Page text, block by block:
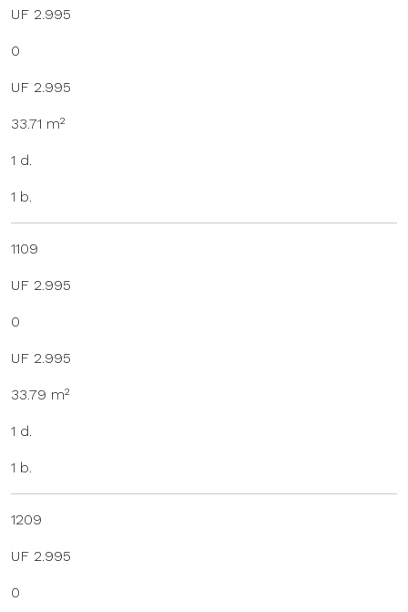
UF 2.995
0
UF 2.995
33.71 m²
1 d.
1 b.
1109
UF 2.995
0
UF 2.995
33.79 m²
1 d.
1 b.
1209
UF 2.995
0